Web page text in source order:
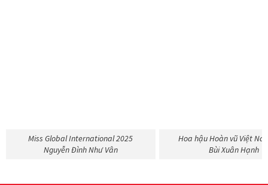
Miss Global International 2025
Nguyễn Đình Như Vân
Hoa hậu Hoàn vũ Việt
Bùi Xuân Hạnh